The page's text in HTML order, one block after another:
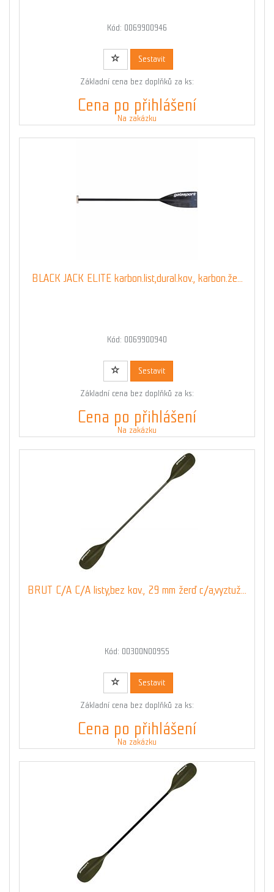
Kód: 0069900946
Sestavit
Základní cena bez doplňků za ks:
Cena po přihlášení
Na zakázku
BLACK JACK ELITE karbon.list,dural.kov., karbon.že...
Kód: 0069900940
Sestavit
Základní cena bez doplňků za ks:
Cena po přihlášení
Na zakázku
BRUT C/A C/A listy,bez kov., 29 mm žerď c/a,vyztuž...
Kód: 00300N00955
Sestavit
Základní cena bez doplňků za ks:
Cena po přihlášení
Na zakázku